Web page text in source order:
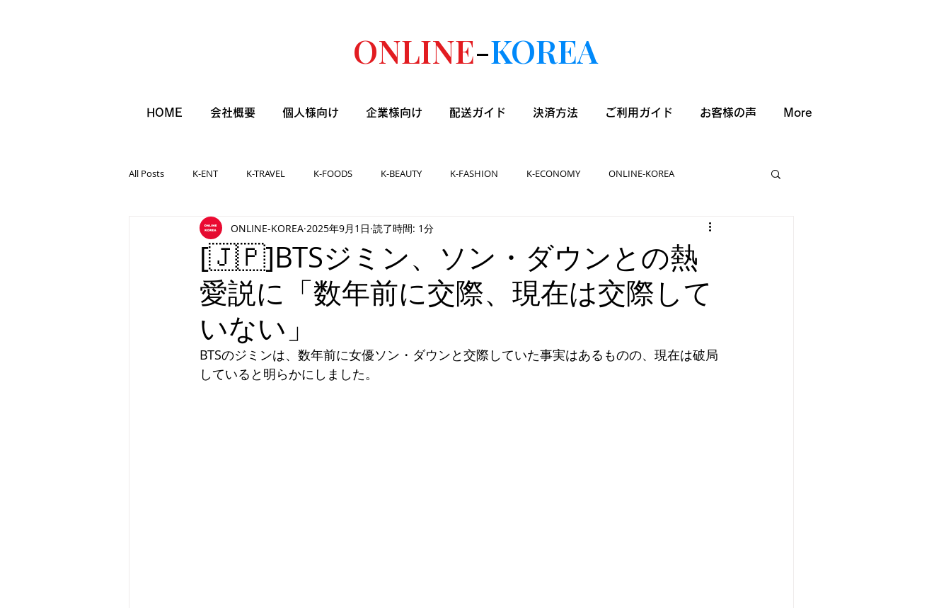
ONLINE-KOREA
HOME 会社概要 個人様向け 企業様向け 配送ガイド 決済方法 ご利用ガイド お客様の声 More
All Posts K-ENT K-TRAVEL K-FOODS K-BEAUTY K-FASHION K-ECONOMY ONLINE-KOREA
[🇯🇵]BTSジミン、ソン・ダウンとの熱
愛説に「数年前に交際、現在は交際して
いない」
ONLINE-KOREA 2025年9月1日 読了時間: 1分
BTSのジミンは、数年前に女優ソン・ダウンと交際していた事実はあるものの、現在は破局
していると明らかにしました。